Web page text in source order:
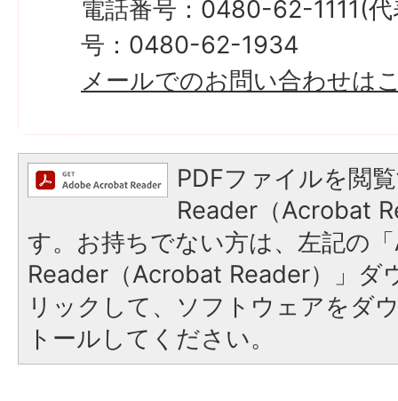
電話番号：0480-62-1111(
号：0480-62-1934
メールでのお問い合わせは
PDFファイルを閲
Reader（Acrobat
す。お持ちでない方は、左記の
Reader（Acrobat Reader）」ダ
リックして、ソフトウェアをダ
トールしてください。